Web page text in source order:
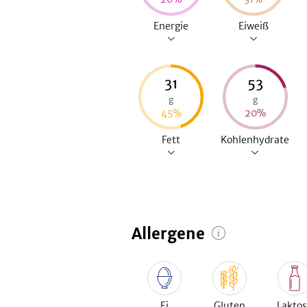
Energie Eiweiß
31
g
45%
Fett
53
g
20%
Kohlenhydrate
Allergene